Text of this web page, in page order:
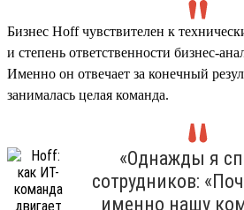
Бизнес Hoff чувствителен к
и степень ответственности бизнес-
Именно он отвечает за конечный
занималась целая команда.
«Однажды я
сотрудников:
именно нашу